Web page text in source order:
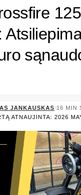
125
ATNAUJINTA: 2026
JANKAUSKAS 16 MIN